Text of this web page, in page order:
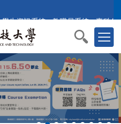
學生資訊系統 教職員系統 臺科公